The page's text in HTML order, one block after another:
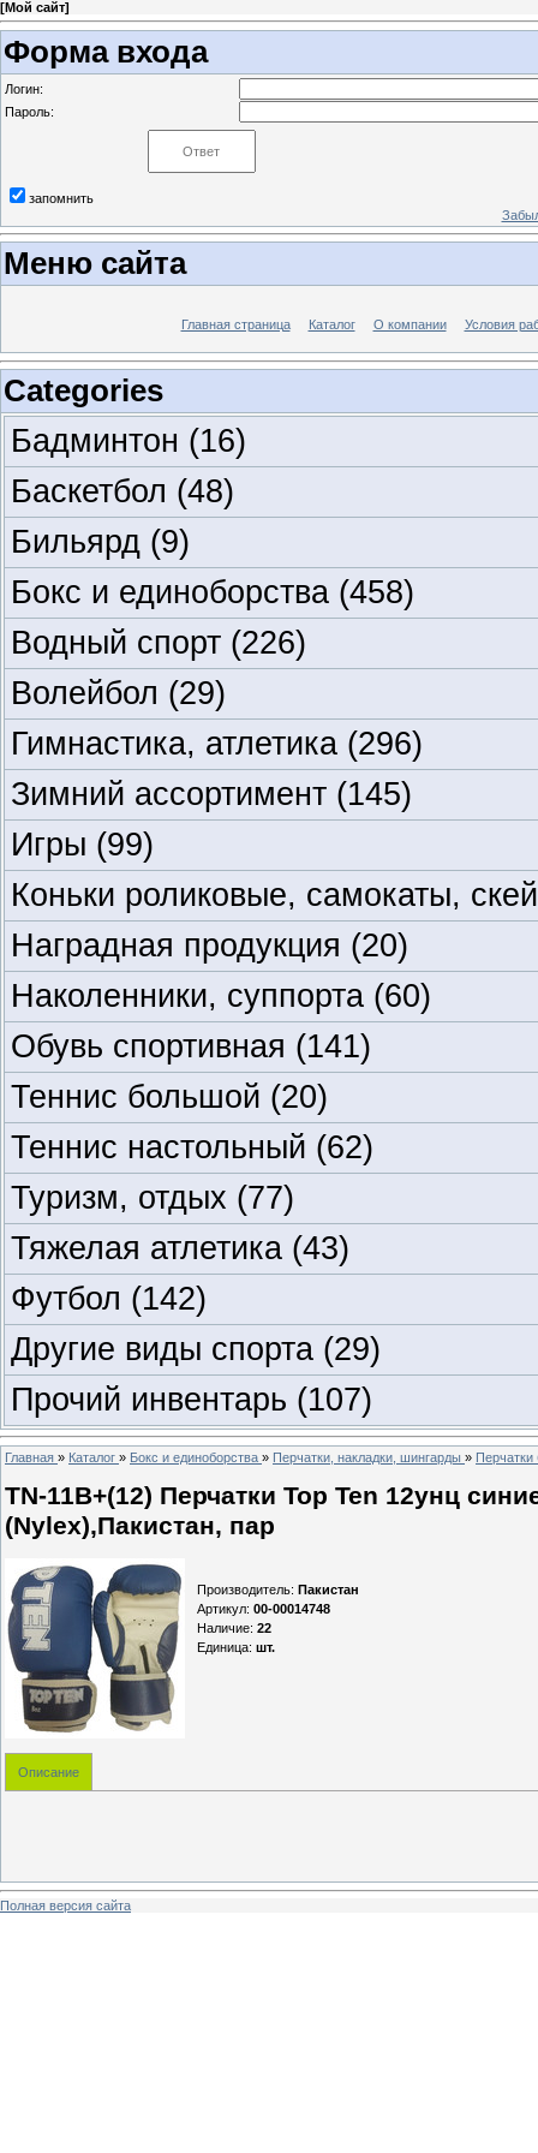
[Мой сайт]
Форма входа
Логин:
Пароль:
запомнить
Меню сайта
Главная страница Каталог О компании Условия
Categories
Бадминтон (16)
Баскетбол (48)
Бильярд (9)
Бокс и единоборства (458)
Водный спорт (226)
Волейбол (29)
Гимнастика, атлетика (296)
Зимний ассортимент (145)
Игры (99)
Коньки роликовые, самокаты,
Наградная продукция (20)
Наколенники, суппорта (60)
Обувь спортивная (141)
Теннис большой (20)
Теннис настольный (62)
Туризм, отдых (77)
Тяжелая атлетика (43)
Футбол (142)
Другие виды спорта (29)
Прочий инвентарь (107)
Главная » Каталог » Бокс и единоборства » Перчатки, накладки, шингарды » Перчатки
TN-11В+(12) Перчатки Top Ten 12унц
(Nylex),Пакистан, пар
Производитель: Пакистан
Артикул: 00-00014748
Наличие: 22
Единица: шт.
Описание
Полная версия сайта